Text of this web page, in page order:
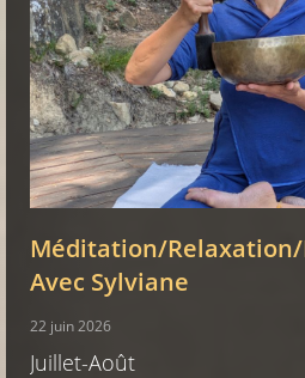
Méditation/
Avec Sylviane
22 juin 2026
Juillet-Août